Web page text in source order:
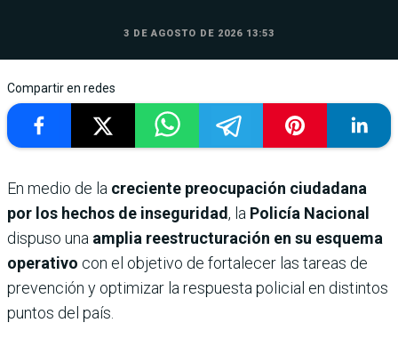
3 DE AGOSTO DE 2026 13:53
Compartir en redes
En medio de la creciente preocupación ciudadana
por los hechos de inseguridad, la Policía Nacional
dispuso una amplia reestructuración en su esquema
operativo con el objetivo de fortalecer las tareas de
prevención y optimizar la respuesta policial en distintos
puntos del país.